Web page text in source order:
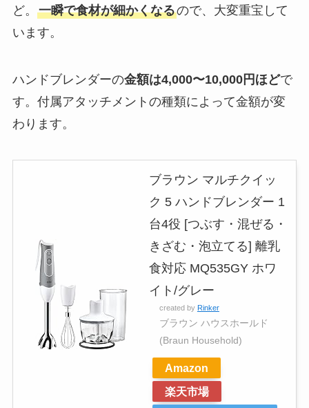
ど。 一瞬で食材が細かくなるので、大変重宝して
います。
ハンドブレンダーの金額は4,000〜10,000円ほどで
す。付属アタッチメントの種類によって金額が変
わります。
ブラウン マルチクイッ
ク 5 ハンドブレンダー 1
台4役 [つぶす・混ぜる・
きざむ・泡立てる] 離乳
食対応 MQ535GY ホワ
イト/グレー
created by Rinker
ブラウン ハウスホールド
(Braun Household)
Amazon
楽天市場